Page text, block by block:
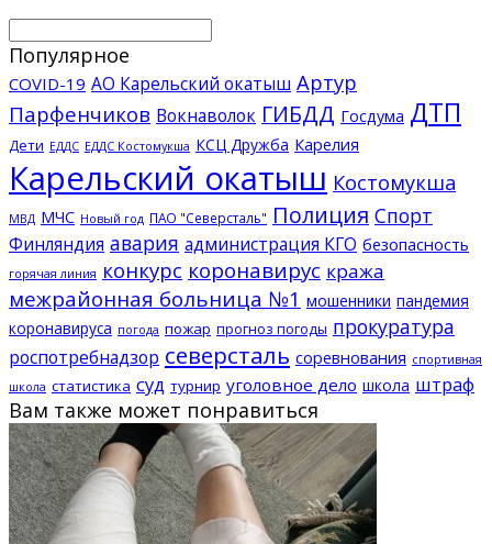
Популярное
COVID-19 АО Карельский окатыш Артур
Парфенчиков Вокнаволок ГИБДД Госдума ДТП
Дети ЕДДС ЕДДС Костомукша КСЦ Дружба Карелия
Карельский окатыш Костомукша
МВД МЧС Новый год ПАО "Северсталь" Полиция Спорт
Финляндия авария администрация КГО безопасность
горячая линия конкурс коронавирус кража
межрайонная больница №1 мошенники пандемия
коронавируса погода пожар прогноз погоды прокуратура
роспотребнадзор северсталь соревнования спортивная
школа статистика суд турнир уголовное дело школа штраф
Вам также может понравиться